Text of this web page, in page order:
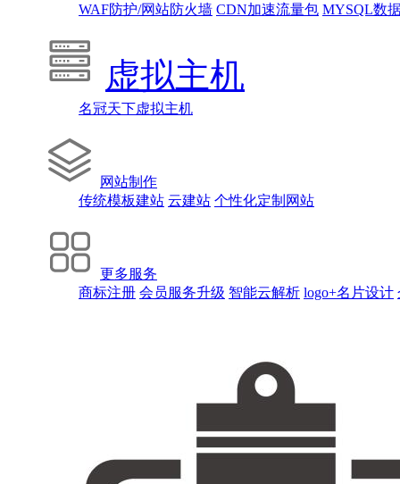
WAF防护/网站防火墙 CDN加速流量包 MYSQL数
虚拟主机
名冠天下虚拟主机
网站制作
传统模板建站 云建站 个性化定制网站
更多服务
商标注册 会员服务升级 智能云解析 logo+名片设计